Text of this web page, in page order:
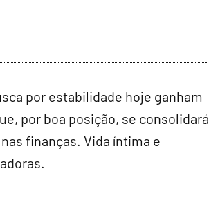
por estabilidade hoje ganham
por boa posição, se consolidará
finanças. Vida íntima e